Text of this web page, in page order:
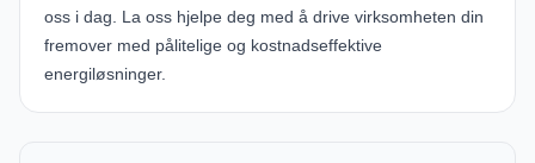
oss i dag. La oss hjelpe deg med å drive virksomheten din
fremover med pålitelige og kostnadseffektive
energiløsninger.